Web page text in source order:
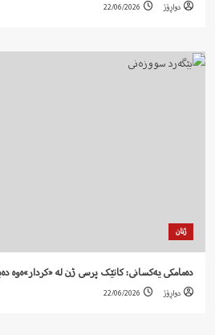
دواڕۆژ 22/06/2026
ژنان
دەمامکی یەکسانی: کاتێک پرسی ژن لە «کردار»ەوە
دواڕۆژ 22/06/2026